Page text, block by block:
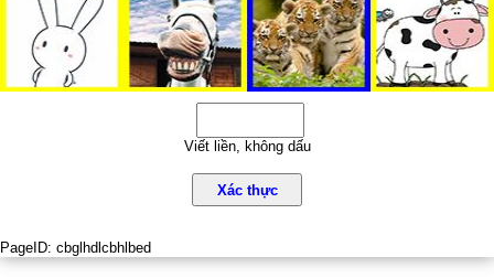
Viết liền, không dấu
Xác thực
PageID: cbglhdlcbhlbed